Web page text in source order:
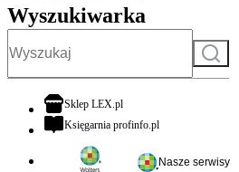
Wyszukiwarka
Szukaj
Sklep LEX.plotwiera się w nowej karcie
Księgarnia profinfo.plotwiera się w
Nasze serwisy